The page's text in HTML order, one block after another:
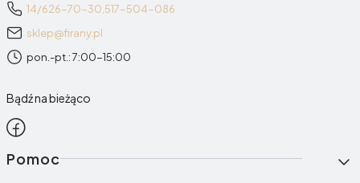
14/626-70-30, 517-504-086
sklep@firany.pl
pon.-pt.: 7:00-15:00
Bądź na bieżąco
Linki w stopce
Pomoc